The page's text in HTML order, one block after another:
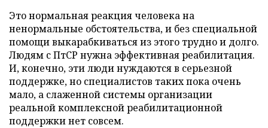
Это нормальная реакция человека на
ненормальные обстоятельства, и без специальной
помощи выкарабкиваться из этого трудно и долго.
Людям с ПтСР нужна эффективная реабилитация.
И, конечно, эти люди нуждаются в серьезной
поддержке, но специалистов таких пока очень
мало, а слаженной системы организации
реальной комплексной реабилитационной
поддержки нет совсем.